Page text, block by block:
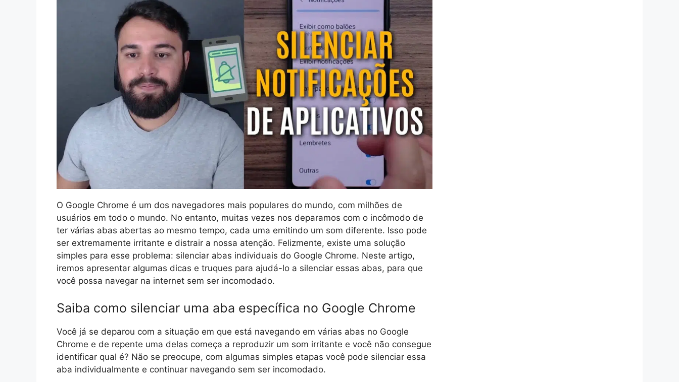
O Google Chrome é um dos navegadores mais populares do mundo, com milhões de
usuários em todo o mundo. No entanto, muitas vezes nos deparamos com o incômodo de
ter várias abas abertas ao mesmo tempo, cada uma emitindo um som diferente. Isso pode
ser extremamente irritante e distrair a nossa atenção. Felizmente, existe uma solução
simples para esse problema: silenciar abas individuais do Google Chrome. Neste artigo,
iremos apresentar algumas dicas e truques para ajudá-lo a silenciar essas abas, para que
você possa navegar na internet sem ser incomodado.
Saiba como silenciar uma aba específica no Google Chrome
Você já se deparou com a situação em que está navegando em várias abas no Google
Chrome e de repente uma delas começa a reproduzir um som irritante e você não consegue
identificar qual é? Não se preocupe, com algumas simples etapas você pode silenciar essa
aba individualmente e continuar navegando sem ser incomodado.